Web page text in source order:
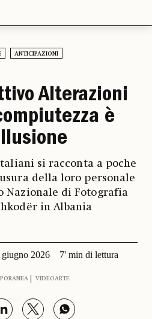
ANTICIPAZIONI
Alterazioni
è
si racconta a poche
della loro personale
Nazionale di Fotografia
in Albania
giugno 2026 7' min di lettura
VIDEOARTE